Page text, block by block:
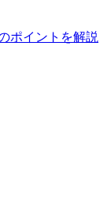
ポイントを解説